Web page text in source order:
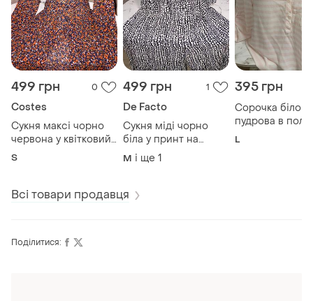
499 грн 0
Costes
Сукня максі чорно
червона у квітковий
принт з поясом
S
499 грн 1
De Facto
Сукня міді чорно
біла у принт на
гудзиках віскоза
M і ще 1
395 грн
Сорочка біло
пудрова в
натуральна
L
Всі товари продавця
Поділитися: